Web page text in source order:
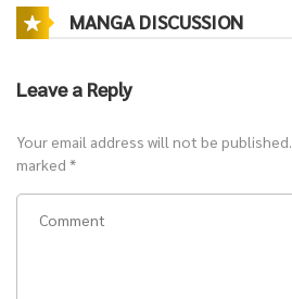
MANGA DISCUSSION
Leave a Reply
Your email address will not be published.
marked *